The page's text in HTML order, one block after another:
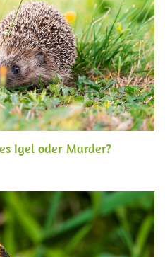
Igel oder Marder?